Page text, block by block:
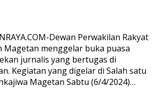
Dewan Perwakilan Rakyat
Magetan menggelar buka puasa
jurnalis yang bertugas di
Kegiatan yang digelar di Salah satu
Magetan Sabtu (6/4/2024)…